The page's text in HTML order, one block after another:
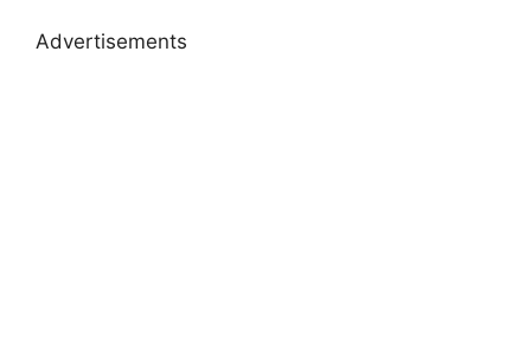
Advertisements